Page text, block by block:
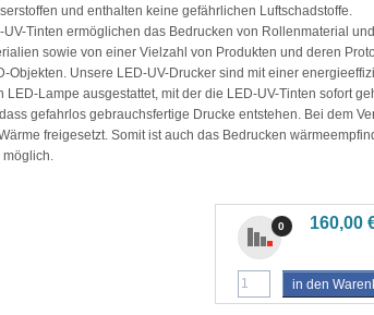
und enthalten keine gefährlichen Luftschadstoffe.
UV-Tinten ermöglichen das Bedrucken von Rollenmaterial
sowie von einer Vielzahl von Produkten und deren
Objekten. Unsere LED-UV-Drucker sind mit einer
LED-Lampe ausgestattet, mit der die LED-UV-Tinten sofort
gefahrlos gebrauchsfertige Drucke entstehen. Bei dem
freigesetzt. Somit ist auch das Bedrucken
möglich.
0 160,00
in den